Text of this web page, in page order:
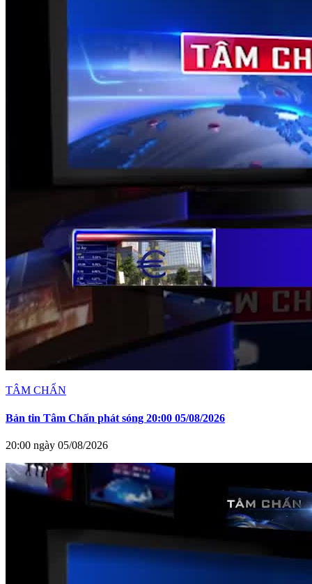
TÂM CHẤN
Bản tin Tâm Chấn phát sóng 20:00 05/08/2026
20:00 ngày 05/08/2026